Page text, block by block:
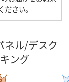
さい。
ネル/デスク
ング